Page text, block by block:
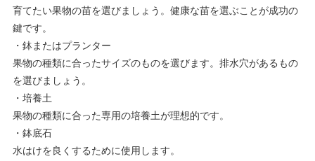
育てたい果物の苗を選びましょう。健康な苗を選ぶことが成功の
鍵です。
・鉢またはプランター
果物の種類に合ったサイズのものを選びます。排水穴があるもの
を選びましょう。
・培養土
果物の種類に合った専用の培養土が理想的です。
・鉢底石
水はけを良くするために使用します。